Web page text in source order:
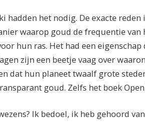
hadden het nodig. De exacte
waarop goud de frequentie
hun ras. Het had een
zijn een beetje vaag over
dat hun planeet twaalf grote
goud. Zelfs het boek
Ik bedoel, ik heb gehoord